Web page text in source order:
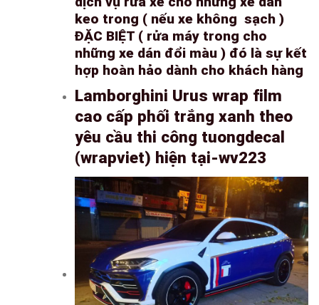
keo trong ( nếu xe không sạch )
ĐẶC BIỆT ( rửa máy trong cho
những xe dán đổi màu ) đó là sự kết
hợp hoàn hảo dành cho khách hàng
Lamborghini Urus wrap film
cao cấp phối trắng xanh theo
yêu cầu thi công tuongdecal
(wrapviet) hiện tại-wv223